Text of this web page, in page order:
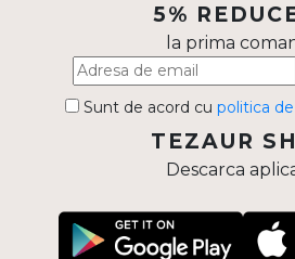
5%
la prima
Sunt de acord cu politica
TEZAUR
Descarca